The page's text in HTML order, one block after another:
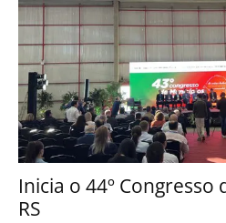
Inicia o 44º
RS